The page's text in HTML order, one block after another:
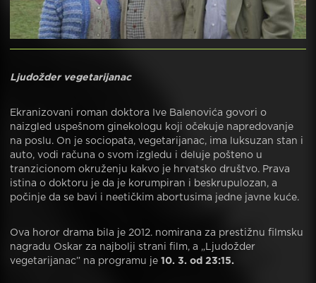
Ljudožder vegetarijanac
Ekranizovani roman doktora Ive Balenovića govori o
naizgled uspešnom ginekologu koji očekuje napredovanje
na poslu. On je sociopata, vegetarijanac, ima luksuzan stan i
auto, vodi računa o svom izgledu i deluje pošteno u
tranzicionom okruženju kakvo je hrvatsko društvo. Prava
istina o doktoru je da je korumpiran i beskrupulozan, a
počinje da se bavi i neetičkim abortusima jedne javne kuće.
Ova horor drama bila je 2012. nomirana za prestižnu filmsku
nagradu Oskar za najbolji strani film, a „Ljudožder
vegetarijanac” na programu je 10. 3. od 23:15.